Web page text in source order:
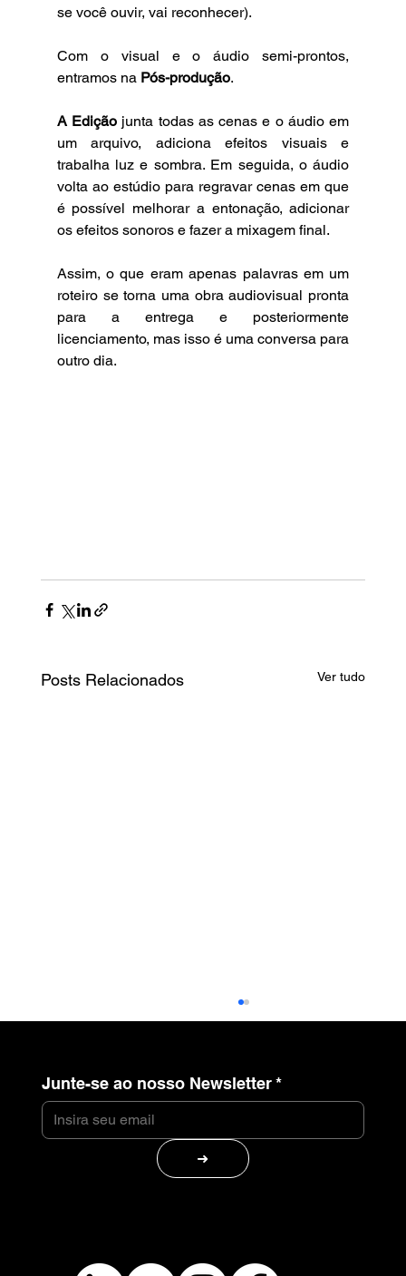
se você ouvir, vai reconhecer).
Com o visual e o áudio semi-prontos,
entramos na Pós-produção.
A Edição junta todas as cenas e o áudio em
um arquivo, adiciona efeitos visuais e
trabalha luz e sombra. Em seguida, o áudio
volta ao estúdio para regravar cenas em que
é possível melhorar a entonação, adicionar
os efeitos sonoros e fazer a mixagem final.
Assim, o que eram apenas palavras em um
roteiro se torna uma obra audiovisual pronta
para a entrega e posteriormente
licenciamento, mas isso é uma conversa para
outro dia.
Posts Relacionados Ver tudo
Junte-se ao nosso Newsletter *
➜